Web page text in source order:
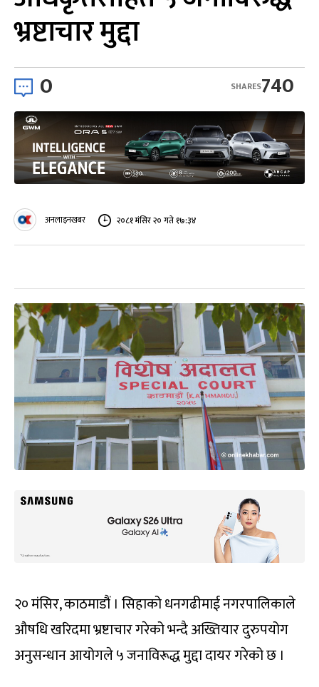
भ्रष्टाचार मुद्दा
0 740
SHARES
अनलाइनखबर २०८१ मंसिर २० गते १७:३४
२० मंसिर, काठमाडौं । सिहाको धनगढीमाई नगरपालिकाले
औषधि खरिदमा भ्रष्टाचार गरेको भन्दै अख्तियार दुरुपयोग
अनुसन्धान आयोगले ५ जनाविरूद्ध मुद्दा दायर गरेको छ ।